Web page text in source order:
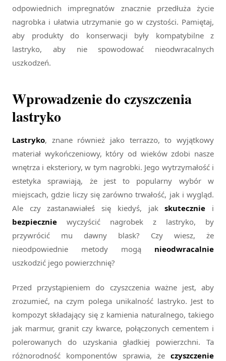
odpowiednich impregnatów znacznie przedłuża życie
nagrobka i ułatwia utrzymanie go w czystości. Pamiętaj,
aby produkty do konserwacji były kompatybilne z
lastryko, aby nie spowodować nieodwracalnych
uszkodzeń.
Wprowadzenie do czyszczenia
lastryko
Lastryko, znane również jako terrazzo, to wyjątkowy
materiał wykończeniowy, który od wieków zdobi nasze
wnętrza i eksteriory, w tym nagrobki. Jego wytrzymałość i
estetyka sprawiają, że jest to popularny wybór w
miejscach, gdzie liczy się zarówno trwałość, jak i wygląd.
Ale czy zastanawiałeś się kiedyś, jakskutecznie i
bezpiecznie wyczyścić nagrobek z lastryko, by
przywrócić mu dawny blask? Czy wiesz, że
nieodpowiednie metody mogą nieodwracalnie
uszkodzić jego powierzchnię?
Przed przystąpieniem do czyszczenia ważne jest, aby
zrozumieć, na czym polega unikalność lastryko. Jest to
kompozyt składający się z kamienia naturalnego, takiego
jak marmur, granit czy kwarce, połączonych cementem i
polerowanych do uzyskania gładkiej powierzchni. Ta
różnorodność komponentów sprawia, że czyszczenie